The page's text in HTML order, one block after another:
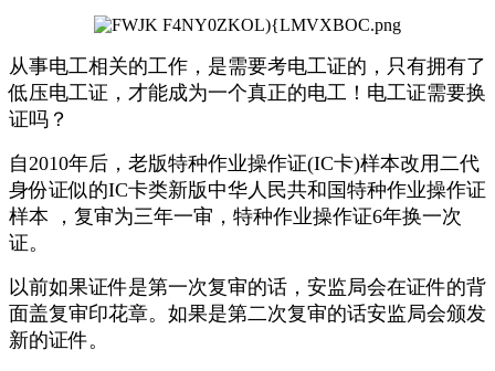
从事电工相关的工作，是需要考电工证的，只有拥有了
低压电工证，才能成为一个真正的电工！电工证需要换
证吗？
自2010年后，老版特种作业操作证(IC卡)样本改用二代
身份证似的IC卡类新版中华人民共和国特种作业操作证
样本 ，复审为三年一审，特种作业操作证6年换一次
证。
以前如果证件是第一次复审的话，安监局会在证件的背
面盖复审印花章。如果是第二次复审的话安监局会颁发
新的证件。